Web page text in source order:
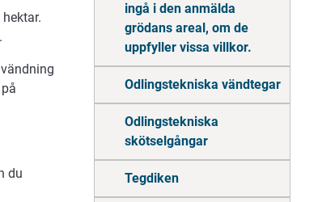
ingå i den anmälda
grödans areal, om de
uppfyller vissa villkor.
Odlingstekniska vändtegar
Odlingstekniska
skötselgångar
Tegdiken
du